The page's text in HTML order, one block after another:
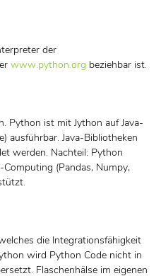
der
www.python.org beziehbar ist.
Python ist mit Jython auf Java-
ausführbar. Java-Bibliotheken
werden. Nachteil: Python
(Pandas, Numpy,
die Integrationsfähigkeit
wird Python Code nicht in
Flaschenhälse im eigenen